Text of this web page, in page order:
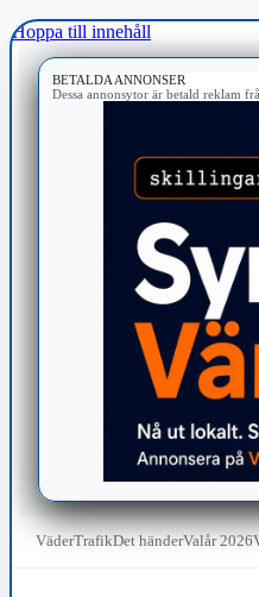
Hoppa till innehåll
BETALDA ANNONSER
Dessa annonsytor är betald reklam
VäderTrafikDet händerValår 2026